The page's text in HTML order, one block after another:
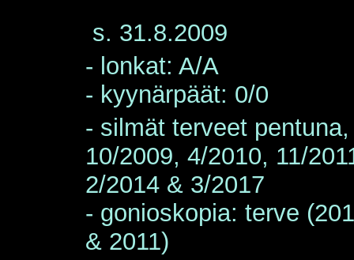
s. 31.8.2009
- lonkat: A/A
- kyynärpäät: 0/0
- silmät terveet pentuna,
10/2009, 4/2010, 11/
2/2014 & 3/2017
- gonioskopia: terve
& 2011)